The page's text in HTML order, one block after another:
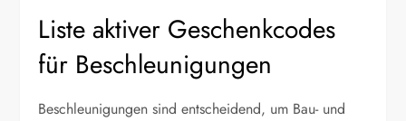
Liste aktiver Geschenkcodes
für Beschleunigungen
Beschleunigungen sind entscheidend, um Bau- und